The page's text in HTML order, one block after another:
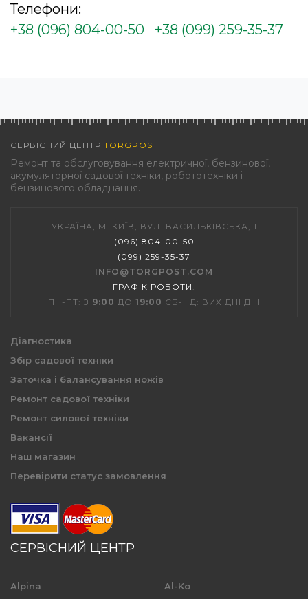
Телефони:
+38 (096) 804-00-50
+38 (099) 259-35-37
СЕРВІСНИЙ ЦЕНТР TORGPOST
Ремонт та обслуговування електричної, бензинової,
акумуляторної садової техніки, робототехніки і
бензинового обладнання.
УКРАЇНА, М. КИЇВ, ВУЛ. ВАСИЛЬКІВСЬКА, 1
(096) 804-00-50
(099) 259-35-37
INFO@TORGPOST.COM
ГРАФІК РОБОТИ :
ПН-ПТ: З 9:00 ДО 19:00 СБ-НД: ВИХІДНІ ДНІ
Діагностика
Збір садової техніки
Заточка і балансування ножів
Ремонт садової техніки
Ремонт силової техніки
Вакансії
Наш магазин
Перевірити статус замовлення
СЕРВІСНИЙ ЦЕНТР
Alpina
Al-Ko